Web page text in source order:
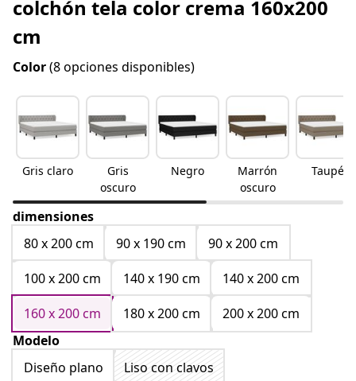
colchón tela color crema 160x200
cm
Color(8 opciones disponibles)
Gris claro
Gris
oscuro
Negro
Marrón
oscuro
Taupé
dimensiones
80 x 200 cm
90 x 190 cm
90 x 200 cm
100 x 200 cm
140 x 190 cm
140 x 200 cm
160 x 200 cm
180 x 200 cm
200 x 200 cm
Modelo
Diseño plano
Liso con clavos